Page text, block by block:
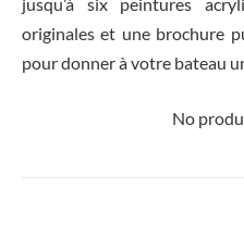
originales et une brochure
pour donner à votre bateau
No